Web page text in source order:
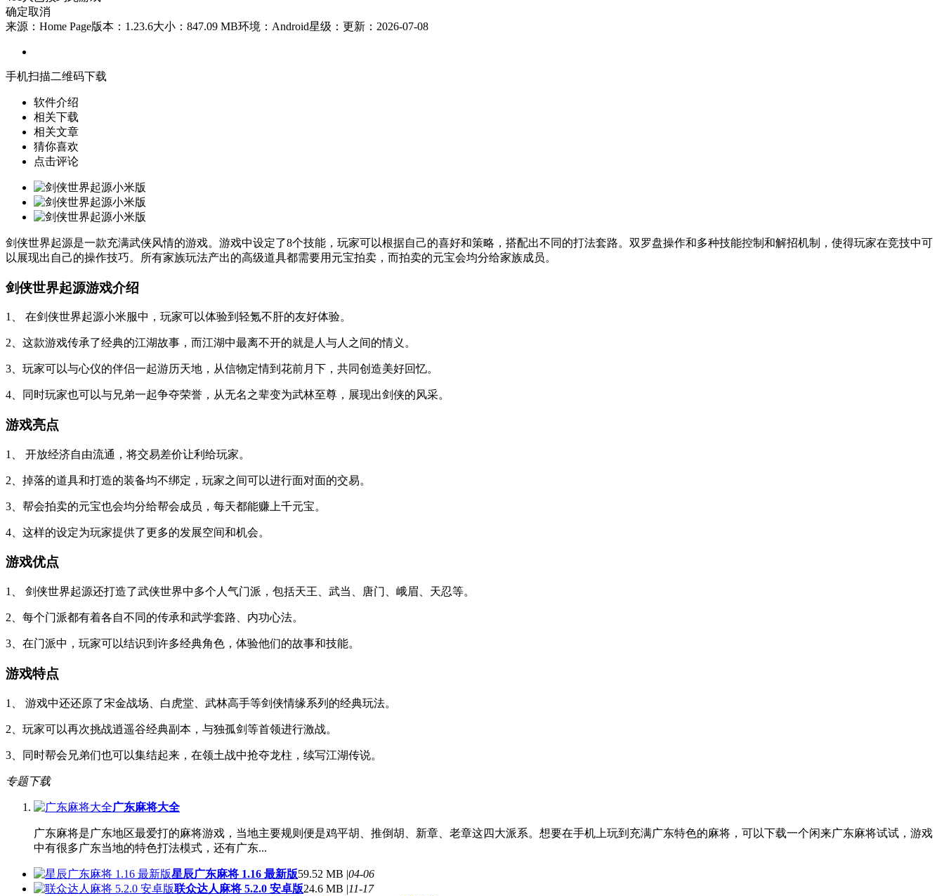
确定取消
来源：Home Page版本：1.23.6大小：847.09 MB环境：Android星级： 更新：2026-07-08
手机扫描二维码下载
软件介绍
相关下载
相关文章
猜你喜欢
点击评论
剑侠世界起源是一款充满武侠风情的游戏。游戏中设定了8个技能，玩家可以根据自己的喜好和策略，搭配出不同的打法套路。双罗盘操作和多种技能控制和解招机制，使得玩家在竞技中可
以展现出自己的操作技巧。所有家族玩法产出的高级道具都需要用元宝拍卖，而拍卖的元宝会均分给家族成员。
剑侠世界起源游戏介绍
1、 在剑侠世界起源小米服中，玩家可以体验到轻氪不肝的友好体验。
2、这款游戏传承了经典的江湖故事，而江湖中最离不开的就是人与人之间的情义。
3、玩家可以与心仪的伴侣一起游历天地，从信物定情到花前月下，共同创造美好回忆。
4、同时玩家也可以与兄弟一起争夺荣誉，从无名之辈变为武林至尊，展现出剑侠的风采。
游戏亮点
1、 开放经济自由流通，将交易差价让利给玩家。
2、掉落的道具和打造的装备均不绑定，玩家之间可以进行面对面的交易。
3、帮会拍卖的元宝也会均分给帮会成员，每天都能赚上千元宝。
4、这样的设定为玩家提供了更多的发展空间和机会。
游戏优点
1、 剑侠世界起源还打造了武侠世界中多个人气门派，包括天王、武当、唐门、峨眉、天忍等。
2、每个门派都有着各自不同的传承和武学套路、内功心法。
3、在门派中，玩家可以结识到许多经典角色，体验他们的故事和技能。
游戏特点
1、 游戏中还还原了宋金战场、白虎堂、武林高手等剑侠情缘系列的经典玩法。
2、玩家可以再次挑战逍遥谷经典副本，与独孤剑等首领进行激战。
3、同时帮会兄弟们也可以集结起来，在领土战中抢夺龙柱，续写江湖传说。
专题下载
广东麻将大全
广东麻将是广东地区最爱打的麻将游戏，当地主要规则便是鸡平胡、推倒胡、新章、老章这四大派系。想要在手机上玩到充满广东特色的麻将，可以下载一个闲来广东麻将试试，游戏
中有很多广东当地的特色打法模式，还有广东...
星辰广东麻将 1.16 最新版59.52 MB |04-06
联众达人麻将 5.2.0 安卓版24.6 MB |11-17